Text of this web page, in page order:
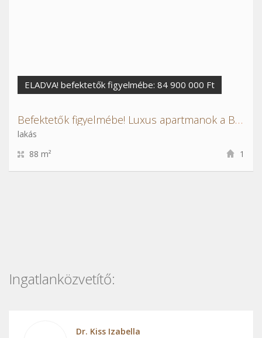
ELADVA! befektetők figyelmébe: 84 900 000 Ft
Befektetők figyelmébe! Luxus apartmanok a Belvárosban
lakás
88 m²
1
Ingatlanközvetítő:
Dr. Kiss Izabella